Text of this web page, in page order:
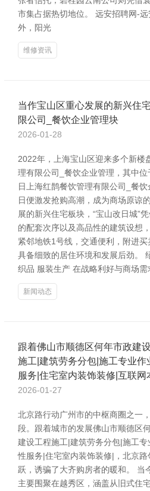
市集占据热切地位。 远安招聘网-
外，阳光
维修资讯
当作宝山区重心发展的新兴住
限公司_餐饮企业管理块
2026-01-28
2022年，上海宝山区迎来多个新楼
理有限公司_餐饮企业管理，其中位
日上海红鹊餐饮管理有限公司_餐
日便激发抢购高潮，成为商场原谅
展的新兴住宅板块，“宝山改日城”
的配套次序以及高品性的建筑设想
紧邻地铁1号线，交通便利，附进买
具备细致的居住环境和发展后劲。
织品 服装生产 在战略利好与商场
新闻动态
跟着佛山市顺德区何年市政建
施工|建筑劳务分包|施工专业作
服务|住宅室内装饰装修|互联网
2026-01-27
北京路行动广州市的中枢商圈之一
段。跟着城市的发展佛山市顺德区
建设工程施工|建筑劳务分包|施工
性服务|住宅室内装饰装修|，北京
跃，诱骗了大齐购房者的暖和。 当
主要围聚在越秀区，涵盖从旧式住